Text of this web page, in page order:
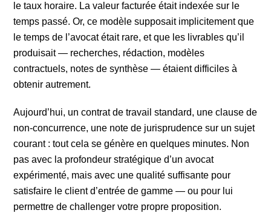
le taux horaire. La valeur facturée était indexée sur le
temps passé. Or, ce modèle supposait implicitement que
le temps de l’avocat était rare, et que les livrables qu’il
produisait — recherches, rédaction, modèles
contractuels, notes de synthèse — étaient difficiles à
obtenir autrement.
Aujourd’hui, un contrat de travail standard, une clause de
non-concurrence, une note de jurisprudence sur un sujet
courant : tout cela se génère en quelques minutes. Non
pas avec la profondeur stratégique d’un avocat
expérimenté, mais avec une qualité suffisante pour
satisfaire le client d’entrée de gamme — ou pour lui
permettre de challenger votre propre proposition.